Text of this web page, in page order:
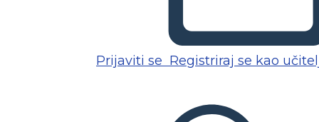
Prijaviti se Registriraj se kao